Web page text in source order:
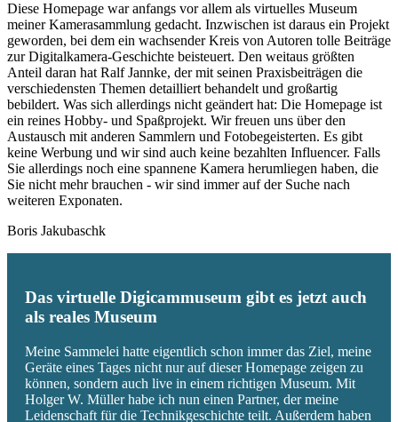
Diese Homepage war anfangs vor allem als virtuelles Museum
meiner Kamerasammlung gedacht. Inzwischen ist daraus ein Projekt
geworden, bei dem ein wachsender Kreis von Autoren tolle Beiträge
zur Digitalkamera-Geschichte beisteuert. Den weitaus größten
Anteil daran hat Ralf Jannke, der mit seinen Praxisbeiträgen die
verschiedensten Themen detailliert behandelt und großartig
bebildert. Was sich allerdings nicht geändert hat: Die Homepage ist
ein reines Hobby- und Spaßprojekt. Wir freuen uns über den
Austausch mit anderen Sammlern und Fotobegeisterten. Es gibt
keine Werbung und wir sind auch keine bezahlten Influencer. Falls
Sie allerdings noch eine spannene Kamera herumliegen haben, die
Sie nicht mehr brauchen - wir sind immer auf der Suche nach
weiteren Exponaten.
Boris Jakubaschk
Das virtuelle Digicammuseum gibt es jetzt auch
als reales Museum
Meine Sammelei hatte eigentlich schon immer das Ziel, meine
Geräte eines Tages nicht nur auf dieser Homepage zeigen zu
können, sondern auch live in einem richtigen Museum. Mit
Holger W. Müller habe ich nun einen Partner, der meine
Leidenschaft für die Technikgeschichte teilt. Außerdem haben